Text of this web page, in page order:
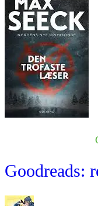
Goodreads: